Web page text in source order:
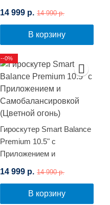
(Граффити)
14 999 р. 14 990 р.
В корзину
Гироскутер Smart Balance
Premium 10.5" с
Приложением и
(Цветной огонь)
14 999 р. 14 990 р.
В корзину
--0%